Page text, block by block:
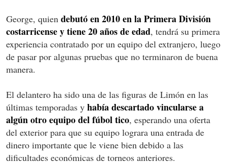
George, quien debutó en 2010 en la Primera División
costarricense y tiene 20 años de edad, tendrá su primera
experiencia contratado por un equipo del extranjero, luego
de pasar por algunas pruebas que no terminaron de buena
manera.
El delantero ha sido una de las figuras de Limón en las
últimas temporadas y había descartado vincularse a
algún otro equipo del fúbol tico, esperando una oferta
del exterior para que su equipo lograra una entrada de
dinero importante que le viene bien debido a las
dificultades económicas de torneos anteriores.